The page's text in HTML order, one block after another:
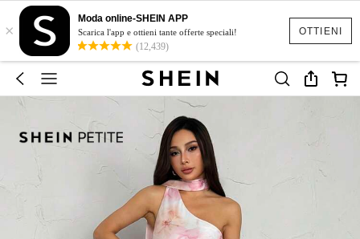
OTTIENI
×
Moda online-SHEIN APP
Scarica l'app e ottieni tante offerte speciali!
(12,439)